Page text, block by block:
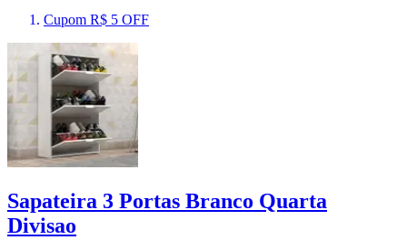
Cupom R$ 5 OFF
Sapateira 3 Portas Branco Quarta
Divisao